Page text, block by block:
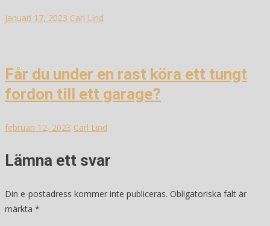
januari 17, 2023 Carl Lind
Får du under en rast köra ett tungt
fordon till ett garage?
februari 12, 2023 Carl Lind
Lämna ett svar
Din e-postadress kommer inte publiceras. Obligatoriska fält är
märkta *